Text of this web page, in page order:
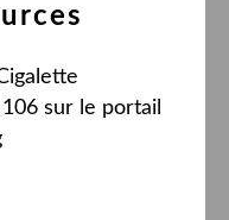
sur le portail